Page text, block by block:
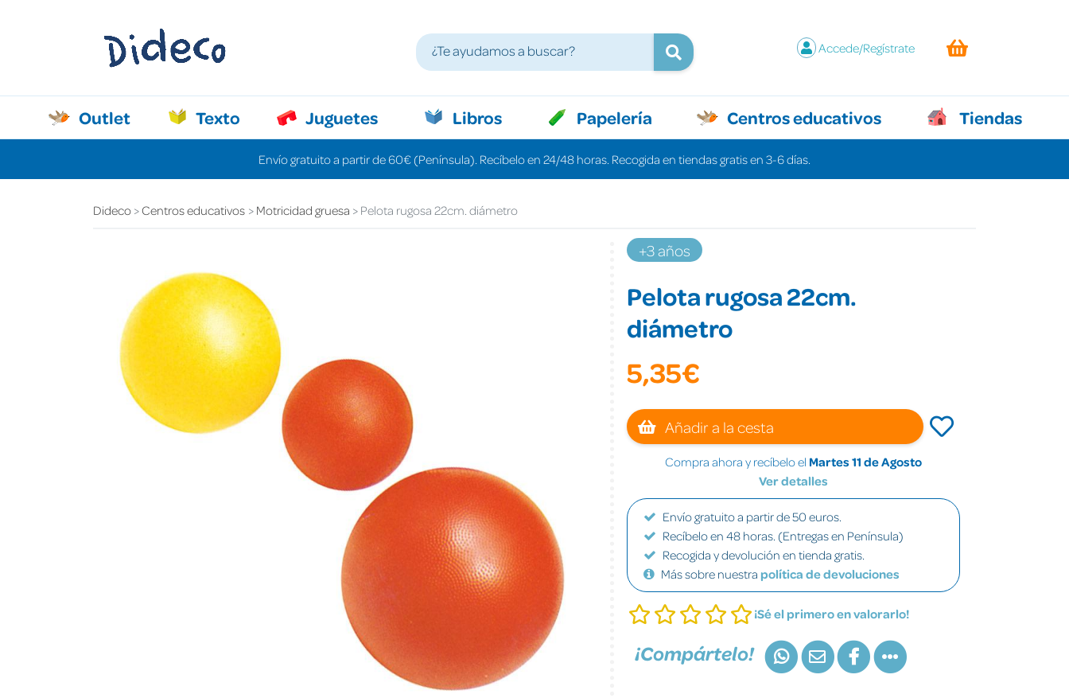
Accede/Regístrate
Outlet Texto Juguetes Libros Papelería Centros educativos Tiendas
Envío gratuito a partir de 60€ (Península). Recíbelo en 24/48 horas. Recogida en tiendas gratis en 3-6 días.
Dideco Centros educativos Motricidad gruesa Pelota rugosa 22cm. diámetro
+3 años
Pelota rugosa 22cm.
diámetro
5,35€
Añadir a la cesta
Compra ahora y recíbelo el Martes 11 de Agosto
Ver detalles
Envío gratuito a partir de 50 euros.
Recíbelo en 48 horas. (Entregas en Península)
Recogida y devolución en tienda gratis.
Más sobre nuestra política de devoluciones
¡Sé el primero en valorarlo!
¡Compártelo!